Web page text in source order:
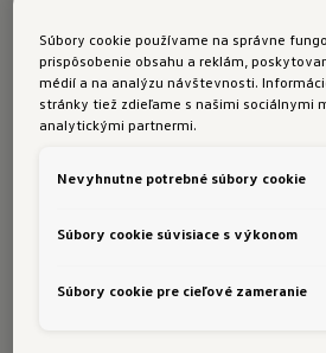
Hlasový
GTX
online
môžete prostredníctvom
pokynov
pohodlne ovládať
Súbory cookie používame na správne
prispôsobenie obsahu a reklám,
médií a na analýzu návštevnosti.
stránky tiež zdieľame s našimi sociálnymi
analytickými partnermi.
Nevyhnutne potrebné súbory cookie
Súbory cookie súvisiace s výkonom
Súbory cookie pre cieľové zameranie